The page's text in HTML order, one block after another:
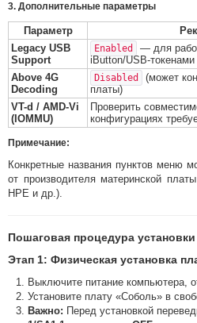
3. Дополнительные параметры
Параметр
Legacy USB
Support
Enabled
— для
iButton/USB-токенами
Above 4G
Decoding
Disabled
(может
платы)
VT-d / AMD-Vi
(IOMMU)
Проверить
конфигурациях
Примечание:
Конкретные названия пунктов меню
от производителя материнской
HPE и др.).
Пошаговая процедура установки
Этап 1: Физическая установка
Выключите питание компьютера,
Установите плату «Соболь» в
Важно: Перед установкой